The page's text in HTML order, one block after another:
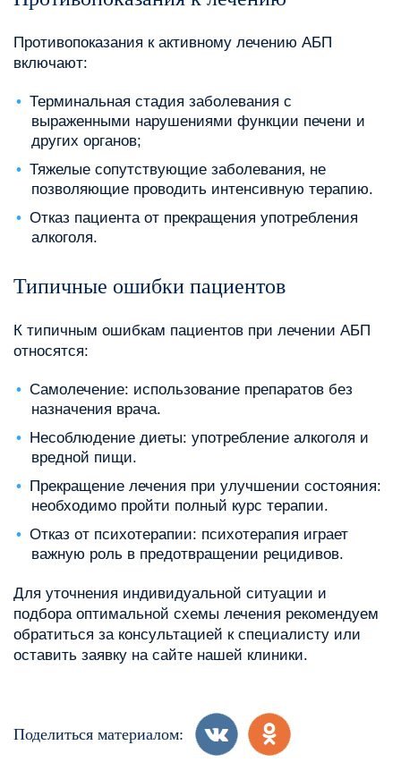
Противопоказания к активному лечению АБП
включают:
Терминальная стадия заболевания с
выраженными нарушениями функции печени и
других органов;
Тяжелые сопутствующие заболевания‚ не
позволяющие проводить интенсивную терапию.
Отказ пациента от прекращения употребления
алкоголя.
Типичные ошибки пациентов
К типичным ошибкам пациентов при лечении АБП
относятся:
Самолечение: использование препаратов без
назначения врача.
Несоблюдение диеты: употребление алкоголя и
вредной пищи.
Прекращение лечения при улучшении состояния:
необходимо пройти полный курс терапии.
Отказ от психотерапии: психотерапия играет
важную роль в предотвращении рецидивов.
Для уточнения индивидуальной ситуации и
подбора оптимальной схемы лечения рекомендуем
обратиться за консультацией к специалисту или
оставить заявку на сайте нашей клиники.
Поделиться материалом: